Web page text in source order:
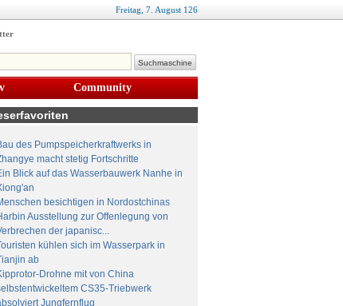
Freitag, 7 August 126
Community